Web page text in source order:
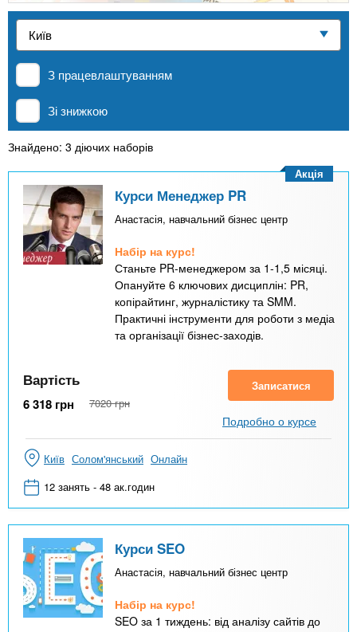
n
t
s
.
i
n
и
л
а
д
MBA
Онлайн курси
За кордоном
З працевлаштуванням
Зі знижкою
Знайдено: 3 діючих наборів
Курси Менеджер PR
Анастасія, навчальний бізнес центр
Набір на курс!
Станьте PR-менеджером за 1-1,5 місяці.
Опануйте 6 ключових дисциплін: PR,
копірайтинг, журналістику та SMM.
Практичні інструменти для роботи з медіа
та організації бізнес-заходів.
Акція
Вартість
6 318 грн 7020 грн
Записатися
Подробно о курсе
Київ Солом'янський Онлайн
12 занять - 48 ак.годин
Курси SEO
Анастасія, навчальний бізнес центр
Набір на курс!
SEO за 1 тиждень: від аналізу сайтів до